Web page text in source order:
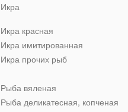
Икра
Икра красная
Икра имитированная
Икра прочих рыб
Рыба вяленая
Рыба деликатесная, копченая